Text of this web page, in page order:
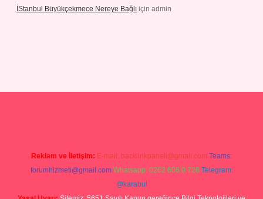
İStanbul Büyükçekmece Nereye Bağlı için admin
Reklam ve İletişim: E-mail: backlinkpaneli@gmail.com Teams:
forumhizmeti@gmail.com Whatsapp: 0262 606 0 726 Telegram:
@karabul